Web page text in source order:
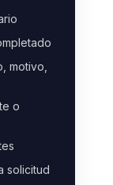
motivo,
o
solicitud